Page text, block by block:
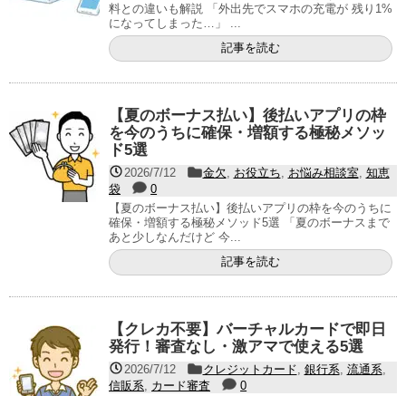
料との違いも解説 「外出先でスマホの充電が 残り1%
になってしまった…」 ...
記事を読む
【夏のボーナス払い】後払いアプリの枠
を今のうちに確保・増額する極秘メソッ
ド5選
2026/7/12 金欠, お役立ち, お悩み相談室, 知恵
袋
0
【夏のボーナス払い】後払いアプリの枠を今のうちに
確保・増額する極秘メソッド5選 「夏のボーナスまで
あと少しなんだけど 今...
記事を読む
【クレカ不要】バーチャルカードで即日
発行！審査なし・激アマで使える5選
2026/7/12 クレジットカード 銀行系 流通系
信販系
カード審査
0